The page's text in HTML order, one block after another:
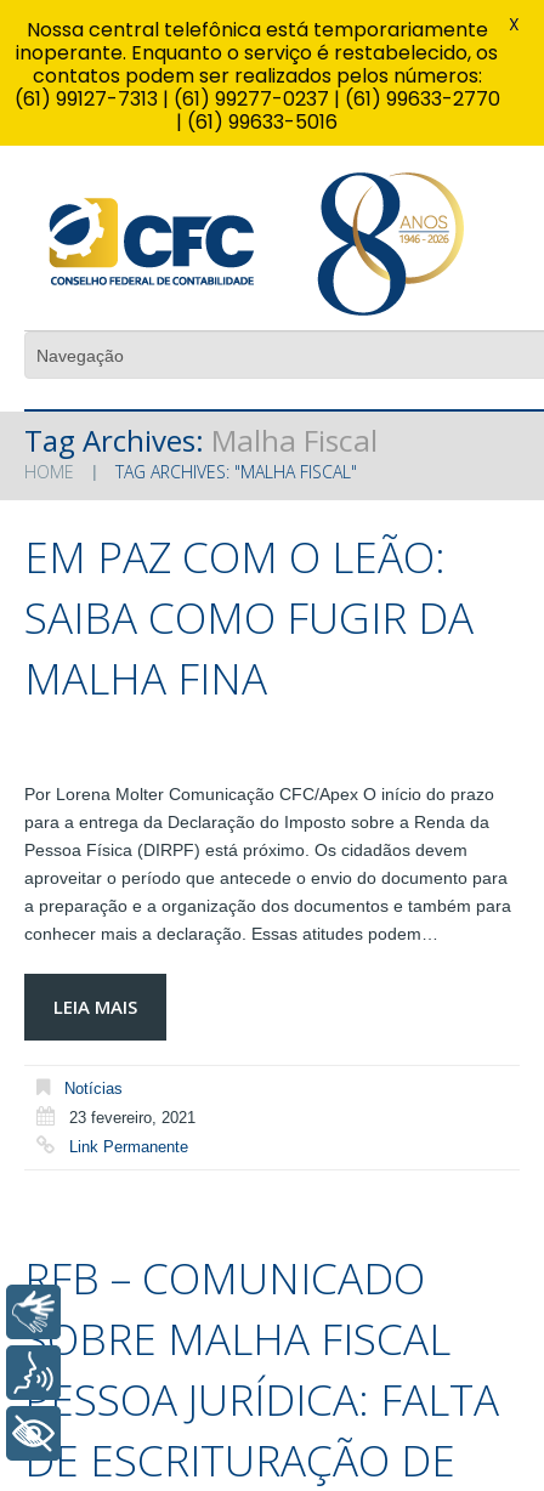
Tag Archives: Malha Fiscal
HOME TAG ARCHIVES: "MALHA FISCAL"
EM PAZ COM O LEÃO:
SAIBA COMO FUGIR DA
MALHA FINA
Por Lorena Molter Comunicação CFC/Apex O início do prazo
para a entrega da Declaração do Imposto sobre a Renda da
Pessoa Física (DIRPF) está próximo. Os cidadãos devem
aproveitar o período que antecede o envio do documento para
a preparação e a organização dos documentos e também para
conhecer mais a declaração. Essas atitudes podem…
LEIA MAIS
Notícias
23 fevereiro, 2021
Link Permanente
RFB – COMUNICADO
SOBRE MALHA FISCAL
PESSOA JURÍDICA: FALTA
DE ESCRITURAÇÃO DE
Nossa central telefônica está temporariamente
inoperante. Enquanto o serviço é restabelecido, os
contatos podem ser realizados pelos números:
(61) 99127-7313 | (61) 99277-0237 | (61) 99633-2770
| (61) 99633-5016
X